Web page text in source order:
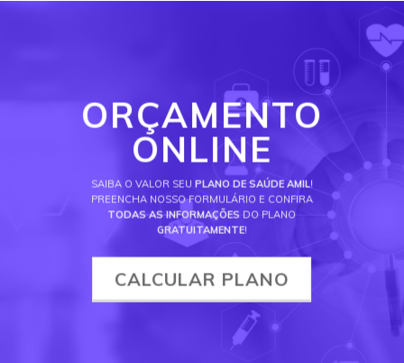
ORÇAMENTO
ONLINE
SAIBA O VALOR SEU PLANO DE SAÚDE AMIL!
PREENCHA NOSSO FORMULÁRIO E CONFIRA
TODAS AS INFORMAÇÕES DO PLANO
GRATUITAMENTE!
CALCULAR PLANO